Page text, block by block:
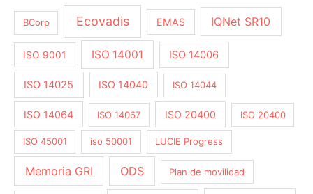
BCorp Ecovadis EMAS IQNet SR10
ISO 9001 ISO 14001 ISO 14006
ISO 14025 ISO 14040 ISO 14044
ISO 14064 ISO 14067 ISO 20400 ISO 20400
ISO 45001 iso 50001 LUCIE Progress
Memoria GRI ODS Plan de movilidad